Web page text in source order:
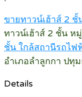
ขายทาวน์เฮ้าส์ 2
ทาวน์เฮ้าส์ 2 ชั้น ห
ชั้น ใกล้สถานีรถไฟ
อำเภอลำลูกกา ปทุ
Details